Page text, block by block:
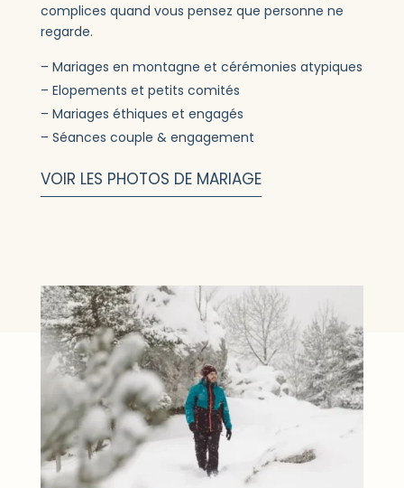
complices quand vous pensez que personne ne
regarde.
Mariages en montagne et cérémonies atypiques
Elopements et petits comités
Mariages éthiques et engagés
Séances couple & engagement
VOIR LES PHOTOS DE MARIAGE